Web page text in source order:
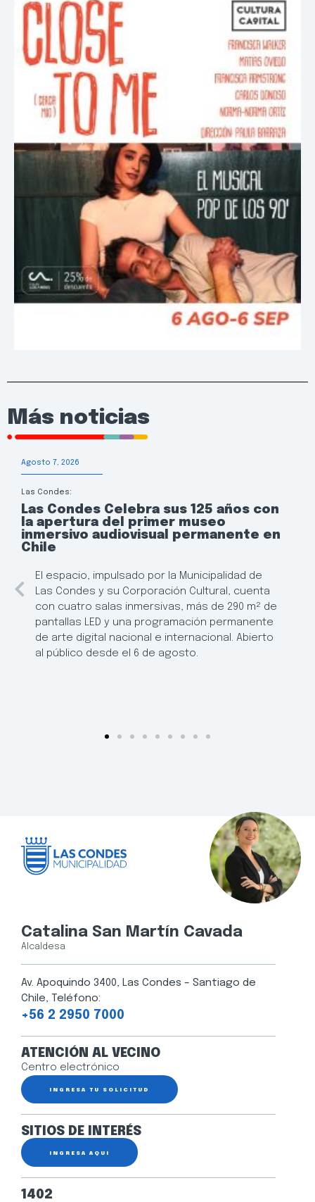
Más noticias
Agosto 7, 2026
Las Condes:
Las Condes Celebra sus 125 años con
la apertura del primer museo
inmersivo audiovisual permanente en
Chile
El espacio, impulsado por la Municipalidad de
Las Condes y su Corporación Cultural, cuenta
con cuatro salas inmersivas, más de 290 m² de
pantallas LED y una programación permanente
de arte digital nacional e internacional. Abierto
al público desde el 6 de agosto.
Catalina San Martín Cavada
Alcaldesa
Av. Apoquindo 3400, Las Condes – Santiago de
Chile, Teléfono:
+56 2 2950 7000
ATENCIÓN AL VECINO
Centro electrónico
INGRESA TU SOLICITUD
SITIOS DE INTERÉS
INGRESA AQUÍ
1402